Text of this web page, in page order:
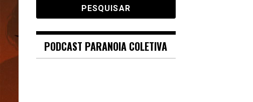
PODCAST PARANOIA COLETIVA